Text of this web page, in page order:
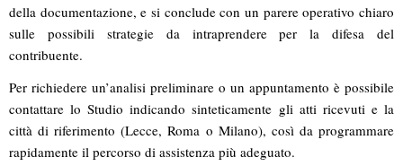
della documentazione, e si conclude con un parere operativo chiaro
sulle possibili strategie da intraprendere per la difesa del
contribuente.
Per richiedere un’analisi preliminare o un appuntamento è possibile
contattare lo Studio indicando sinteticamente gli atti ricevuti e la
città di riferimento (Lecce, Roma o Milano), così da programmare
rapidamente il percorso di assistenza più adeguato.